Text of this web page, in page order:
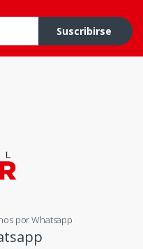
Suscribirse
por Whatsapp